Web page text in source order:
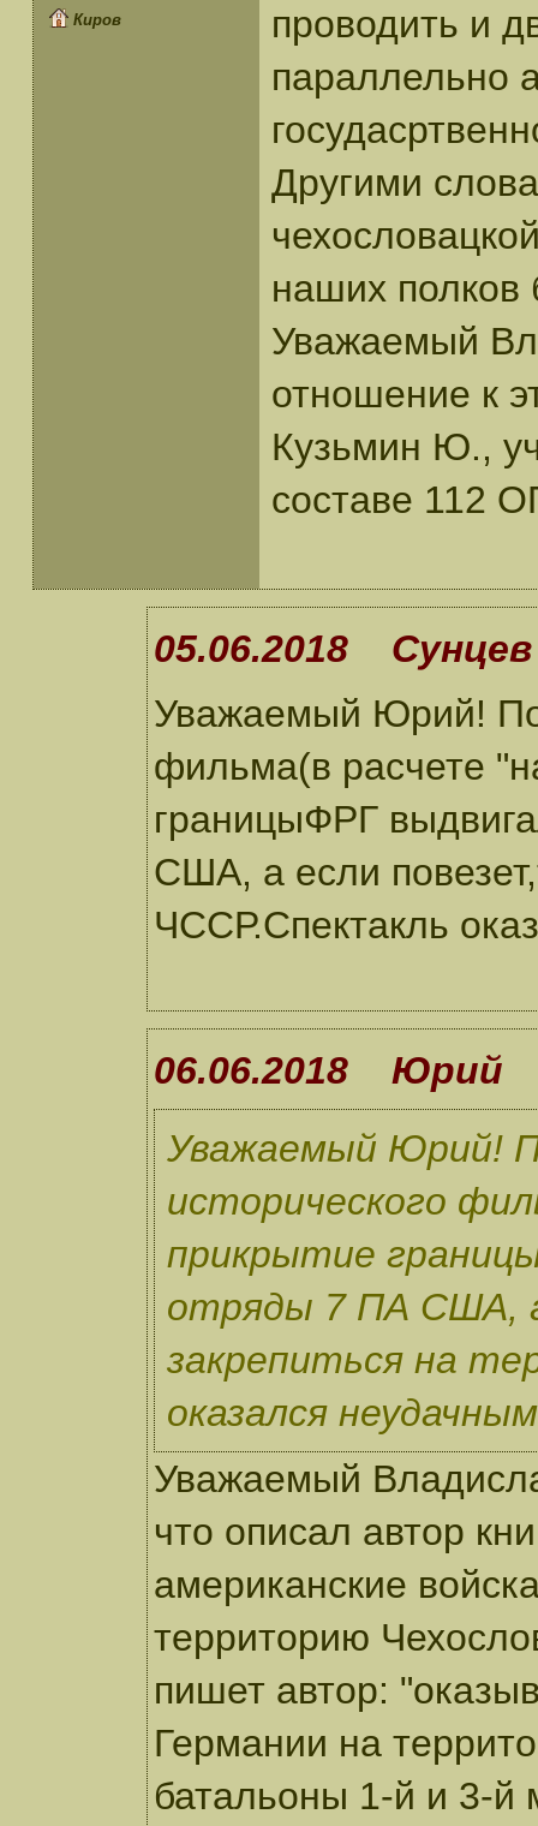
Киров
проводить и
параллельно
Другими
наших полков
Уважаемый
отношение к
Кузьмин Ю.,
составе 112
05.06.2018
Уважаемый Юрий!
фильма(в расчете
границыФРГ
США, а если
ЧССР.Спектакль
06.06.2018 Юрий
Уважаемый Юрий!
исторического
прикрытие
отряды 7 ПА США,
закрепиться на
оказался
Уважаемый
что описал автор
американские
территорию
пишет автор:
Германии на
батальоны 1-й и 3-й